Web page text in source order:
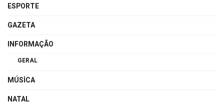
ESPORTE
GAZETA
INFORMAÇÃO
GERAL
MÚSICA
NATAL